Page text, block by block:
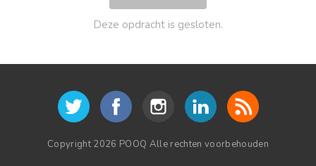
Deze opdracht is gesloten.
Copyright 2026 POOQ Alle rechten voorbehouden